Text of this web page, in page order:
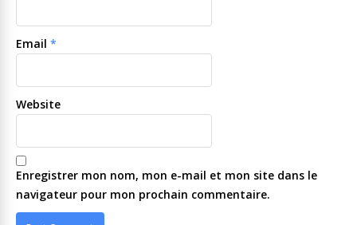
Email *
Website
Enregistrer mon nom, mon e-mail et mon site dans le
navigateur pour mon prochain commentaire.